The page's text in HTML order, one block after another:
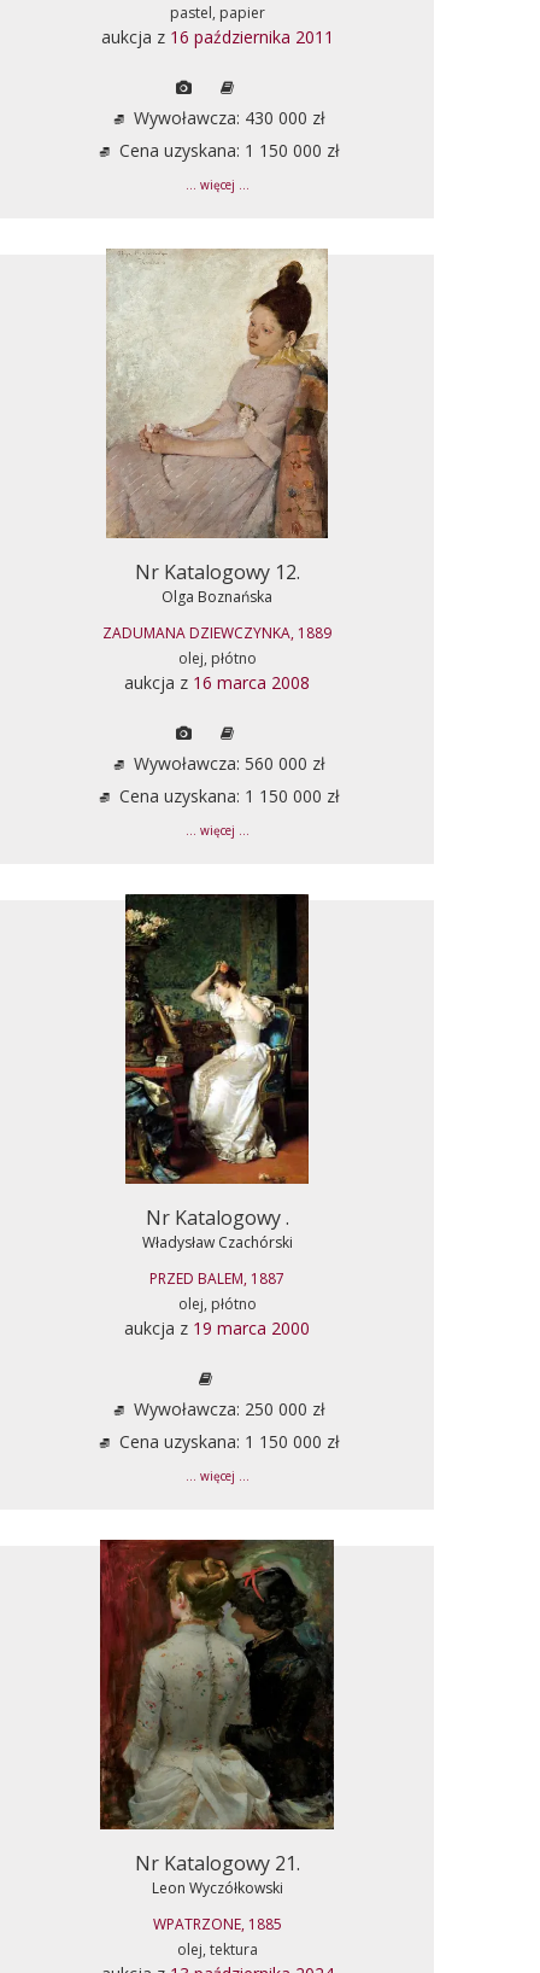
pastel, papier
aukcja z 16 października 2011
Wywoławcza: 430 000 zł
Cena uzyskana: 1 150 000 zł
... więcej ...
Nr Katalogowy 12.
Olga Boznańska
ZADUMANA DZIEWCZYNKA, 1889
olej, płótno
aukcja z 16 marca 2008
Wywoławcza: 560 000 zł
Cena uzyskana: 1 150 000 zł
... więcej ...
Nr Katalogowy .
Władysław Czachórski
PRZED BALEM, 1887
olej, płótno
aukcja z 19 marca 2000
Wywoławcza: 250 000 zł
Cena uzyskana: 1 150 000 zł
... więcej ...
Nr Katalogowy 21.
Leon Wyczółkowski
WPATRZONE, 1885
olej, tektura